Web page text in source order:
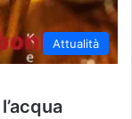
Attualità